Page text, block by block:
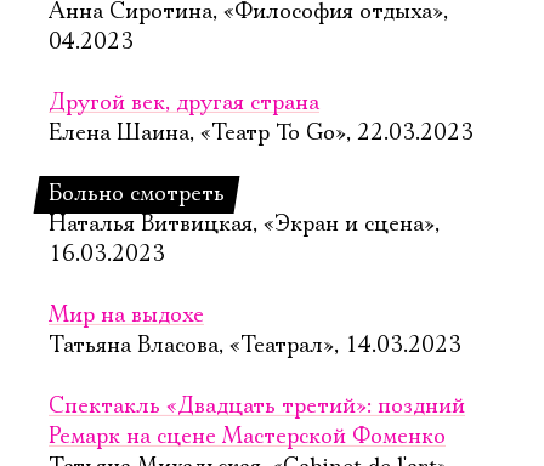
Анна Сиротина, «Философия отдыха»,
04.2023
Другой век, другая страна
Елена Шаина, «Театр To Go», 22.03.2023
Больно смотреть
Наталья Витвицкая, «Экран и сцена»,
16.03.2023
Мир на выдохе
Татьяна Власова, «Театрал», 14.03.2023
Спектакль «Двадцать третий»: поздний
Ремарк на сцене Мастерской Фоменко